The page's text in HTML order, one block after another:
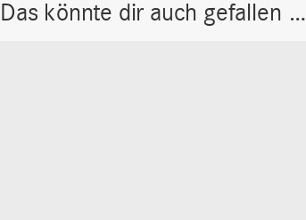
Das könnte dir auch gefallen …